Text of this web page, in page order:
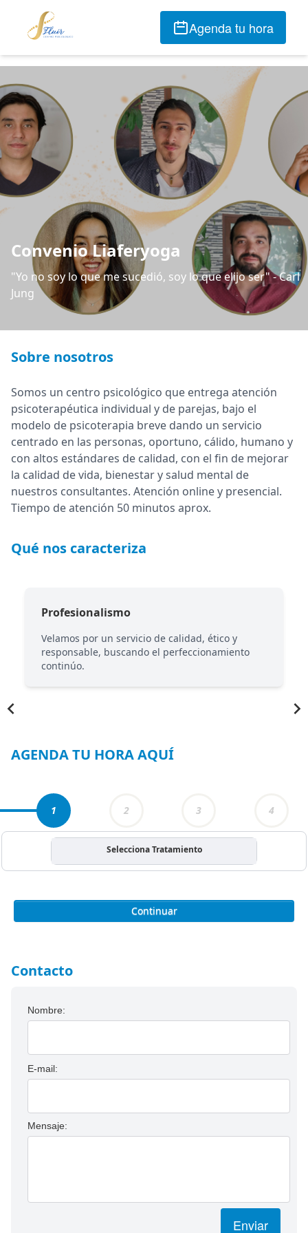
Agenda tu hora
Convenio Liaferyoga
"Yo no soy lo que me sucedió, soy lo que elijo ser" - Carl
Jung
Sobre nosotros
Somos un centro psicológico que entrega atención
psicoterapéutica individual y de parejas, bajo el
modelo de psicoterapia breve dando un servicio
centrado en las personas, oportuno, cálido, humano y
con altos estándares de calidad, con el fin de mejorar
la calidad de vida, bienestar y salud mental de
nuestros consultantes. Atención online y presencial.
Tiempo de atención 50 minutos aprox.
Qué nos caracteriza
Profesionalismo
Velamos por un servicio de calidad, ético y
responsable, buscando el perfeccionamiento
continúo.
AGENDA TU HORA AQUÍ
1 2 3 4
Selecciona Tratamiento
Continuar
Contacto
Nombre:
E-mail:
Mensaje:
Enviar